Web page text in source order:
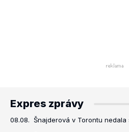
Expres zprávy
08.08. Šnajderová v Torontu nedala